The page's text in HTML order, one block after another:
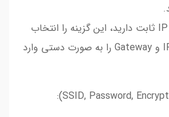
Static IP: اگر آدرس IP ثابت دارید، این گزینه را انتخاب
کنید و آدرس IP، DNS و Gateway را به صورت دستی وارد